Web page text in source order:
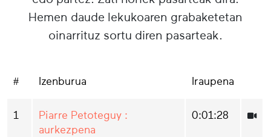
Hemen daude lekukoaren grabaketetan
oinarrituz sortu diren pasarteak.
# Izenburua Iraupena
1
Piarre Petoteguy :
aurkezpena
0:01:28